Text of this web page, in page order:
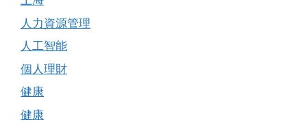
人力資源管理
人工智能
個人理財
健康
健康